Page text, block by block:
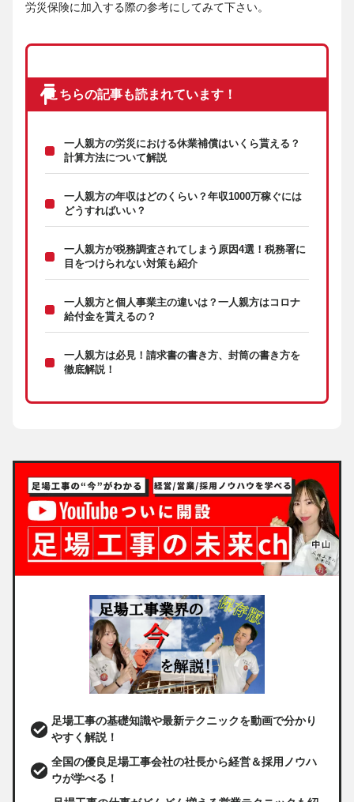
労災保険に加入する際の参考にしてみて下さい。
こちらの記事も読まれています！
一人親方の労災における休業補償はいくら貰える？
計算方法について解説
一人親方の年収はどのくらい？年収1000万稼ぐには
どうすればいい？
一人親方が税務調査されてしまう原因4選！税務署に
目をつけられない対策も紹介
一人親方と個人事業主の違いは？一人親方はコロナ
給付金を貰えるの？
一人親方は必見！請求書の書き方、封筒の書き方を
徹底解説！
足場工事の基礎知識や最新テクニックを動画で分かり
やすく解説！
全国の優良足場工事会社の社長から経営＆採用ノウハ
ウが学べる！